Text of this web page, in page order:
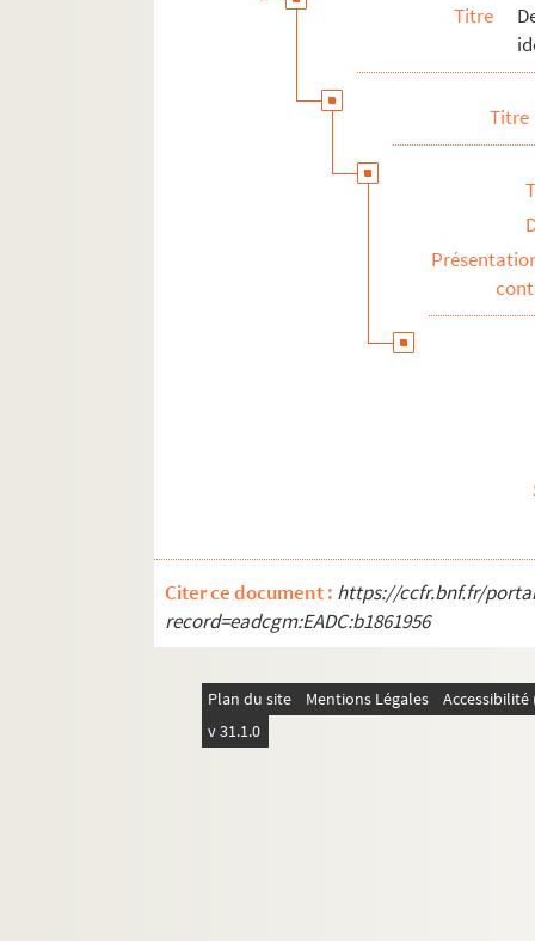
Titre
Titre
Citer ce document : https://ccfr.bnf.fr/
record=eadcgm:EADC:b1861956
Plan du site Mentions Légales
v 31.1.0